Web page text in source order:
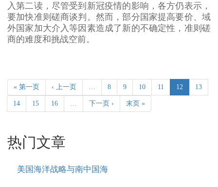
入第二读，尽管受到新冠疫情的影响，各方仍表示，
要加快准则磋商谈判。然而，部分国家提高要价、域
外国家加大介入等因素造成了新的不确定性，准则磋
商的难度和挑战空前。
« 第一页 ‹ 上一页 … 8 9 10 11 12 13
14 15 16 … 下一页 › 末页 »
热门文章
美国海洋战略与南中国海